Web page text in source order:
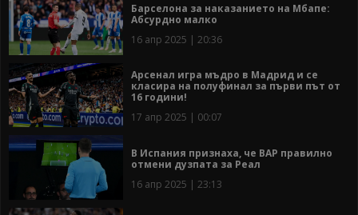
Барселона за наказанието на Мбапе:
Абсурдно малко
16 апр 2025 | 20:36
Арсенал игра мъдро в Мадрид и се
класира на полуфинал за първи път от
16 години!
17 апр 2025 | 00:07
В Испания признаха, че ВАР правилно
отмени дузпата за Реал
16 апр 2025 | 23:13